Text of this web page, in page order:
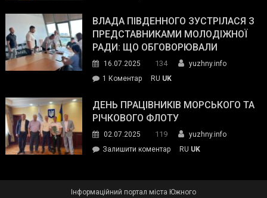
окупанти.
Маємо
діяти
команда
Південного
провів
інспекцію
укриття
ВЛАДА ПІВДЕННОГО ЗУСТРІЛАСЯ З
ПРЕДСТАВНИКАМИ МОЛОДІЖНОЇ
РАДИ: ЩО ОБГОВОРЮВАЛИ
16.07.2025 134
yuzhny.info
1 Коментардо
Південного
зустрілася
представниками
молодіжної
обговорювали
RU UK
ДЕНЬ ПРАЦІВНИКІВ МОРСЬКОГО ТА
РІЧКОВОГО ФЛОТУ
02.07.2025 119
yuzhny.info
Залишити коментарon
RU UK
Інформаційний портал міста Южного